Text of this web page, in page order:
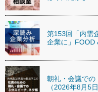
第153回「内需
企業に」FOOD
朝礼・会議での
（2026年8月5日